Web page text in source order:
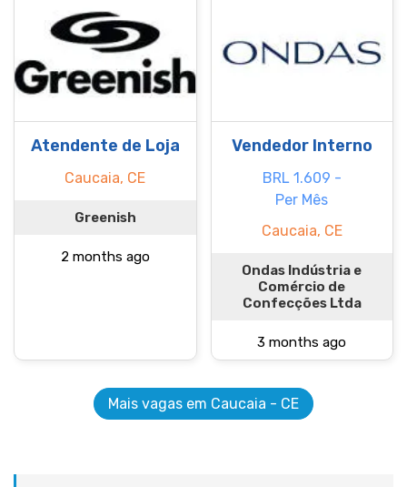
Atendente de Loja
Caucaia, CE
Greenish
2 months ago
Vendedor Interno
BRL 1.609 -
Per Mês
Caucaia, CE
Ondas Indústria e
Comércio de
Confecções Ltda
3 months ago
Mais vagas em Caucaia - CE